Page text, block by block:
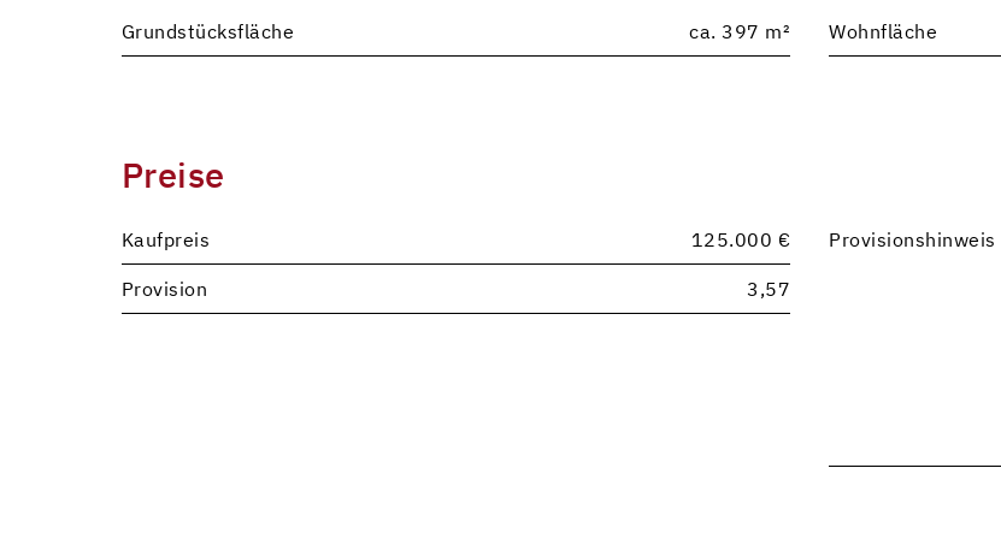
Grundstücksfläche ca. 397 m² Wohnfläche
Preise
Kaufpreis 125.000 €
Provision 3,57
Provisionshinweis